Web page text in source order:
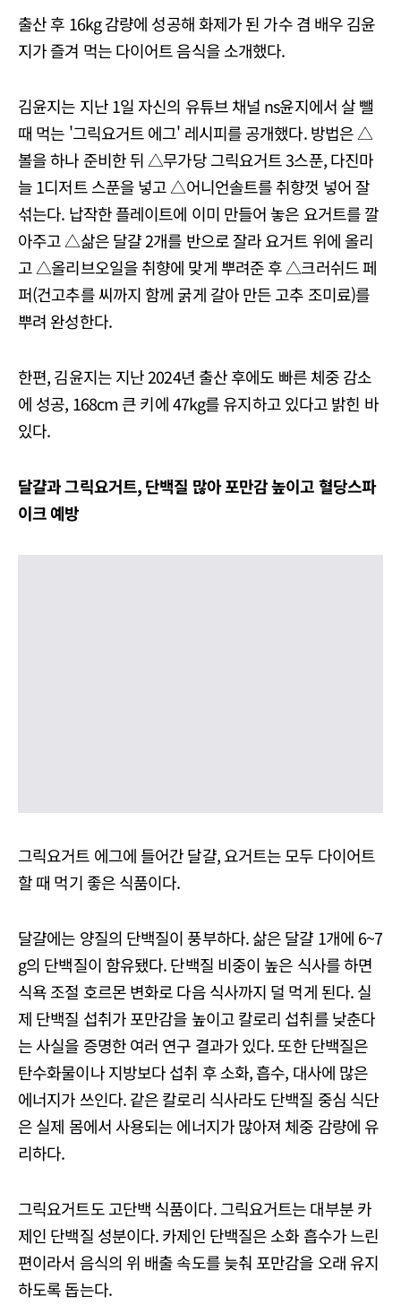
출산 후 16kg 감량에 성공해 화제가 된 가수 겸 배우 김윤
지가 즐겨 먹는 다이어트 음식을 소개했다.
김윤지는 지난 1일 자신의 유튜브 채널 ns윤지에서 살 뺄
때 먹는 '그릭요거트 에그' 레시피를 공개했다. 방법은 △
볼을 하나 준비한 뒤 △무가당 그릭요거트 3스푼, 다진마
늘 1디저트 스푼을 넣고 △어니언솔트를 취향껏 넣어 잘
섞는다. 납작한 플레이트에 이미 만들어 놓은 요거트를 깔
아주고 △삶은 달걀 2개를 반으로 잘라 요거트 위에 올리
고 △올리브오일을 취향에 맞게 뿌려준 후 △크러쉬드 페
퍼(건고추를 씨까지 함께 굵게 갈아 만든 고추 조미료)를
뿌려 완성한다.
한편, 김윤지는 지난 2024년 출산 후에도 빠른 체중 감소
에 성공, 168cm 큰 키에 47kg를 유지하고 있다고 밝힌 바
있다.
달걀과 그릭요거트, 단백질 많아 포만감 높이고 혈당스파
이크 예방
그릭요거트 에그에 들어간 달걀, 요거트는 모두 다이어트
할 때 먹기 좋은 식품이다.
달걀에는 양질의 단백질이 풍부하다. 삶은 달걀 1개에 6~7
g의 단백질이 함유됐다. 단백질 비중이 높은 식사를 하면
식욕 조절 호르몬 변화로 다음 식사까지 덜 먹게 된다. 실
제 단백질 섭취가 포만감을 높이고 칼로리 섭취를 낮춘다
는 사실을 증명한 여러 연구 결과가 있다. 또한 단백질은
탄수화물이나 지방보다 섭취 후 소화, 흡수, 대사에 많은
에너지가 쓰인다. 같은 칼로리 식사라도 단백질 중심 식단
은 실제 몸에서 사용되는 에너지가 많아져 체중 감량에 유
리하다.
그릭요거트도 고단백 식품이다. 그릭요거트는 대부분 카
제인 단백질 성분이다. 카제인 단백질은 소화 흡수가 느린
편이라서 음식의 위 배출 속도를 늦춰 포만감을 오래 유지
하도록 돕는다.